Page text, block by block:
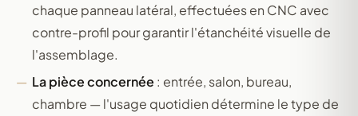
chaque panneau latéral, effectuées en CNC avec
contre-profil pour garantir l'étanchéité visuelle de
l'assemblage.
La pièce concernée : entrée, salon, bureau,
chambre — l'usage quotidien détermine le type de